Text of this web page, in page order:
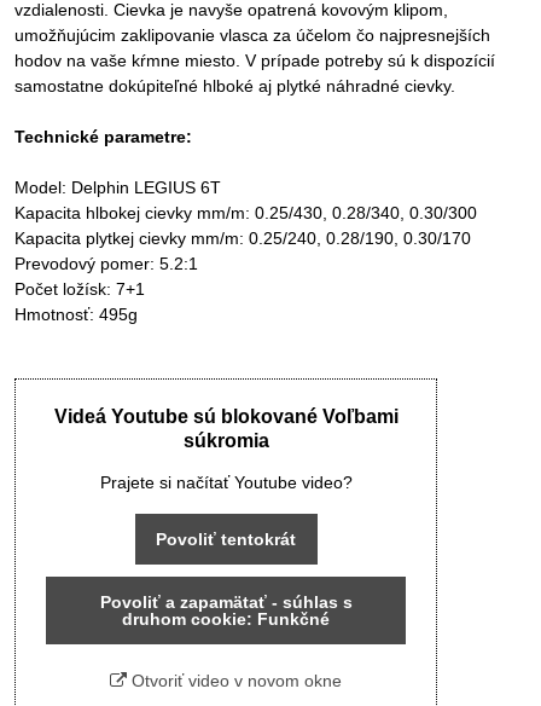
vzdialenosti. Cievka je navyše opatrená kovovým klipom,
umožňujúcim zaklipovanie vlasca za účelom čo najpresnejších
hodov na vaše kŕmne miesto. V prípade potreby sú k dispozícií
samostatne dokúpiteľné hlboké aj plytké náhradné cievky.
Technické parametre:
Model: Delphin LEGIUS 6T
Kapacita hlbokej cievky mm/m: 0.25/430, 0.28/340, 0.30/300
Kapacita plytkej cievky mm/m: 0.25/240, 0.28/190, 0.30/170
Prevodový pomer: 5.2:1
Počet ložísk: 7+1
Hmotnosť: 495g
Videá Youtube sú blokované Voľbami
súkromia
Prajete si načítať Youtube video?
Povoliť tentokrát
Povoliť a zapamätať - súhlas s
druhom cookie: Funkčné
Otvoriť video v novom okne